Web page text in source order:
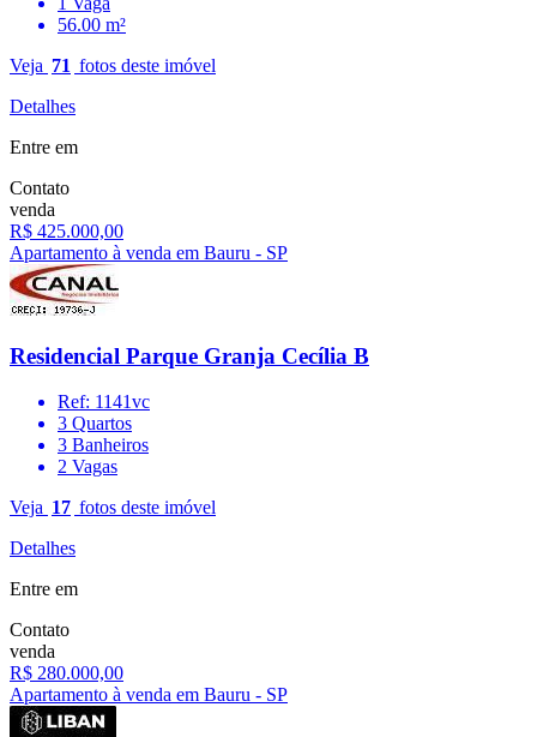
56.00 m²
Veja 71 fotos deste imóvel
Detalhes
Entre em
Contato
venda
R$ 425.000,00
Apartamento à venda em Bauru - SP
Residencial Parque Granja Cecília B
Ref: 1141vc
3 Quartos
3 Banheiros
2 Vagas
Veja 17 fotos deste imóvel
Detalhes
Entre em
Contato
venda
R$ 280.000,00
Apartamento à venda em Bauru - SP